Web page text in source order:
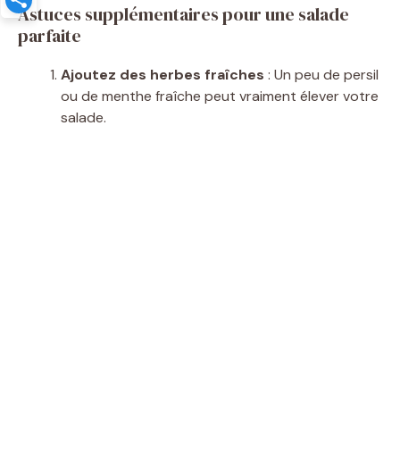
Astuces supplémentaires pour une salade
parfaite
Ajoutez des herbes fraîches : Un peu de persil
ou de menthe fraîche peut vraiment élever votre
salade.